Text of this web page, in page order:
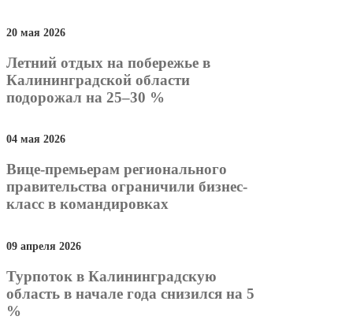
20 мая 2026
Летний отдых на побережье в
Калининградской области
подорожал на 25–30 %
04 мая 2026
Вице-премьерам регионального
правительства ограничили бизнес-
класс в командировках
09 апреля 2026
Турпоток в Калининградскую
область в начале года снизился на 5
%